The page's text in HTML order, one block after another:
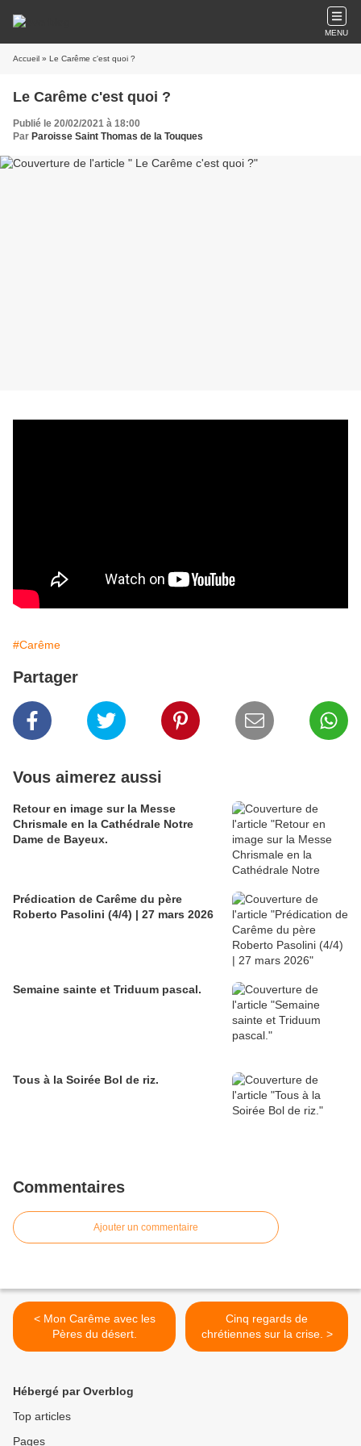
MENU
Accueil » Le Carême c'est quoi ?
Le Carême c'est quoi ?
Publié le 20/02/2021 à 18:00
Par Paroisse Saint Thomas de la Touques
#Carême
Partager
Vous aimerez aussi
Retour en image sur la Messe
Chrismale en la Cathédrale Notre
Dame de Bayeux.
Prédication de Carême du père
Roberto Pasolini (4/4) | 27 mars 2026
Semaine sainte et Triduum pascal.
Tous à la Soirée Bol de riz.
Commentaires
Ajouter un commentaire
< Mon Carême avec les
Pères du désert.
Cinq regards de
chrétiennes sur la crise. >
Hébergé par Overblog
Top articles
Pages